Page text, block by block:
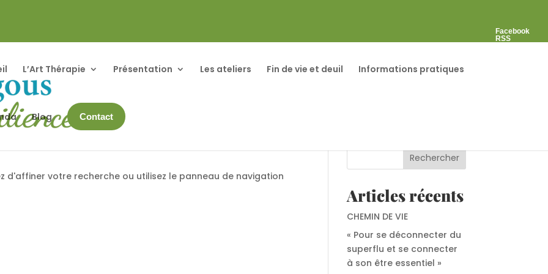
Facebook
RSS
L’Art Thérapie Présentation Les ateliers Fin de vie et deuil Informations pratiques
Blog Contact
d'affiner votre recherche ou utilisez le panneau de navigation
Rechercher
Articles récents
CHEMIN DE VIE
« Pour se déconnecter du
superflu et se connecter
à son être essentiel »